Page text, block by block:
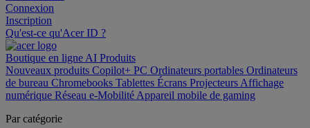
Connexion
Inscription
Qu'est-ce qu'Acer ID ?
Boutique en ligne AI Produits
Nouveaux produits Copilot+ PC Ordinateurs portables Ordinateurs
de bureau Chromebooks Tablettes Écrans Projecteurs Affichage
numérique Réseau e-Mobilité Appareil mobile de gaming
Par catégorie